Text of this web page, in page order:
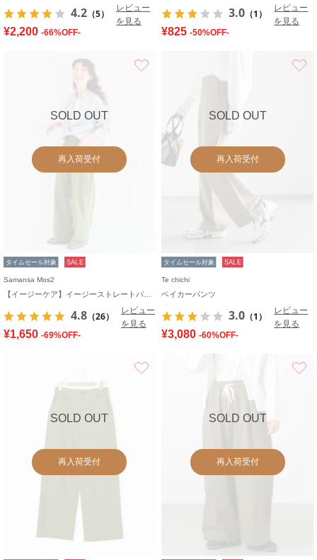
4.2 （5）
レビュー
を見る
¥2,200 -66%OFF-
3.0 （1）
レビュー
を見る
¥825 -50%OFF-
SOLD OUT
再入荷受付
タイムセール対象 SALE
Samansa Mos2
4.8 （26）
レビュー
を見る
¥1,650 -69%OFF-
SOLD OUT
再入荷受付
タイムセール対象 SALE
Te chichi
ベイカーパンツ
3.0 （1）
レビュー
を見る
¥3,080 -60%OFF-
SOLD OUT
再入荷受付
SOLD OUT
再入荷受付